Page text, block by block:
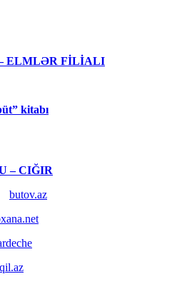
ELMLƏR FİLİALI
kitabı
– CIĞIR
butov.az